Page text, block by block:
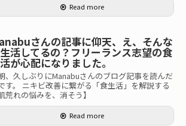
Read more
さんの記事に仰天、え、そんな
活してるの？フリーランス志望の食
が心配になりました。
、久しぶりにManabuさんのブログ記事を読んだ
す。 ニキビ改善に繋がる「食生活」を解説する
荒れの悩みを、消そう】
Read more